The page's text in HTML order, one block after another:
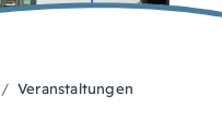
Veranstaltungen